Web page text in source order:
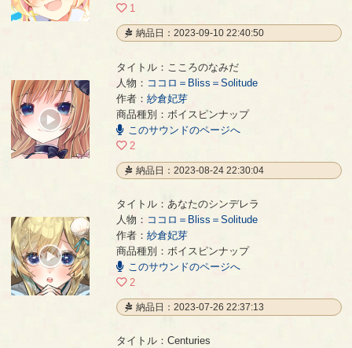
1
納品日：2023-09-10 22:40:50
こころのなみだ - 紗倉妃芽
タイトル：こころのなみだ
人物： ココロ＝Bliss＝Solitude
作者： 紗倉妃芽
商品種別：ボイスピンナップ
このサウンドのページへ
2
納品日：2023-08-24 22:30:04
あなたのシンデレラ - 紗倉妃芽
タイトル：あなたのシンデレラ
人物： ココロ＝Bliss＝Solitude
作者： 紗倉妃芽
商品種別：ボイスピンナップ
このサウンドのページへ
2
納品日：2023-07-26 22:37:13
タイトル：Centuries